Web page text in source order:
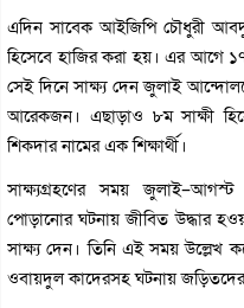
এদিন সাবেক আইজিপি চৌধুরী
হিসেবে হাজির করা হয়। এর আগে
সেই দিনে সাক্ষ্য দেন জুলাই
আরেকজন। এছাড়াও ৮ম সাক্ষী
শিকদার নামের এক শিক্ষার্থী।
সাক্ষ্যগ্রহণের সময়
পোড়ানোর ঘটনায় জীবিত উদ্ধার
সাক্ষ্য দেন। তিনি এই সময় উল্লেখ
ওবায়দুল কাদেরসহ ঘটনায় জড়িতদের